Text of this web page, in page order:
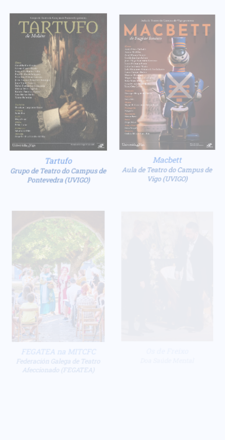
Tartufo
Grupo de Teatro do Campus de
Pontevedra (UVIGO)
Macbett
Aula de Teatro do Campus de
Vigo (UVIGO)
FEGATEA na MITCFC
Federación Galega de Teatro